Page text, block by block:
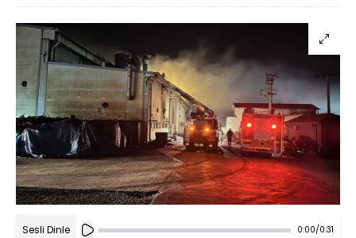
Sesli Dinle 0:00/0:31